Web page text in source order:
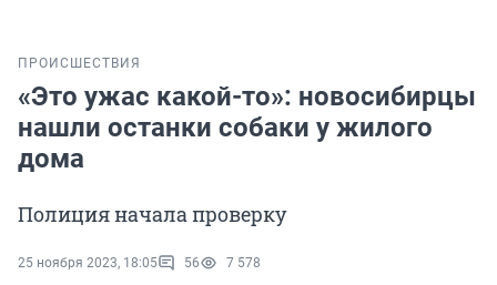
ПРОИСШЕСТВИЯ
«Это ужас какой-то»: новосибирцы
нашли останки собаки у жилого
дома
Полиция начала проверку
25 ноября 2023, 18:05 56 7 578